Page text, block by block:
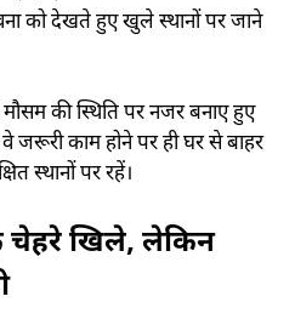
को देखते हुए खुले स्थानों पर जाने
की स्थिति पर नजर बनाए हुए
जरूरी काम होने पर ही घर से बाहर
स्थानों पर रहें।
चेहरे खिले, लेकिन